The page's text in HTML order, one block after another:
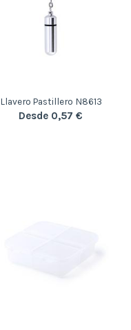
Llavero Pastillero N8613
Desde 0,57 €